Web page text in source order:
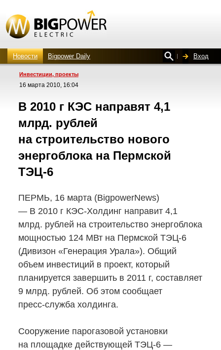
Новости Bigpower Daily Вход
Инвестиции, проекты
16 марта 2010, 16:04
В 2010 г КЭС направят 4,1
млрд. рублей
на строительство нового
энергоблока на Пермской
ТЭЦ-6
ПЕРМЬ, 16 марта (BigpowerNews)
— В 2010 г КЭС-Холдинг направит 4,1
млрд. рублей на строительство энергоблока
мощностью 124 МВт на Пермской ТЭЦ-6
(Дивизон «Генерация Урала»). Общий
объем инвестиций в проект, который
планируется завершить в 2011 г, составляет
9 млрд. рублей. Об этом сообщает
пресс-служба холдинга.
Сооружение парогазовой установки
на площадке действующей ТЭЦ-6 —